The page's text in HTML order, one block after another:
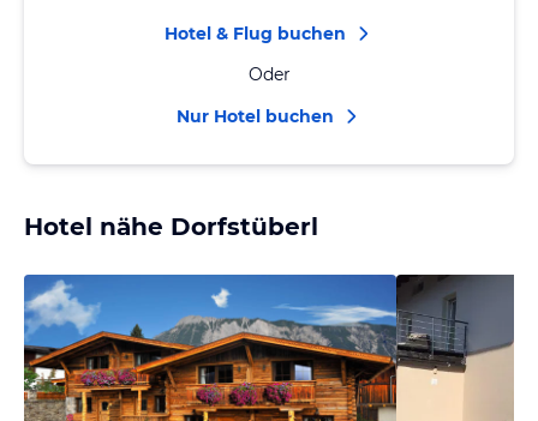
Hotel & Flug buchen
Oder
Nur Hotel buchen
Hotel nähe Dorfstüberl